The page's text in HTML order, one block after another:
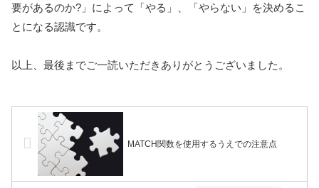
要があるのか?」によって「やる」、「やらない」を決めるこ
とになる認識です。
以上、最後までご一読いただきありがとうございました。
MATCH関数を使用するうえでの注意点